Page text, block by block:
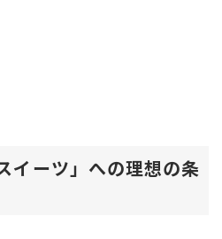
イーツ」への理想の条